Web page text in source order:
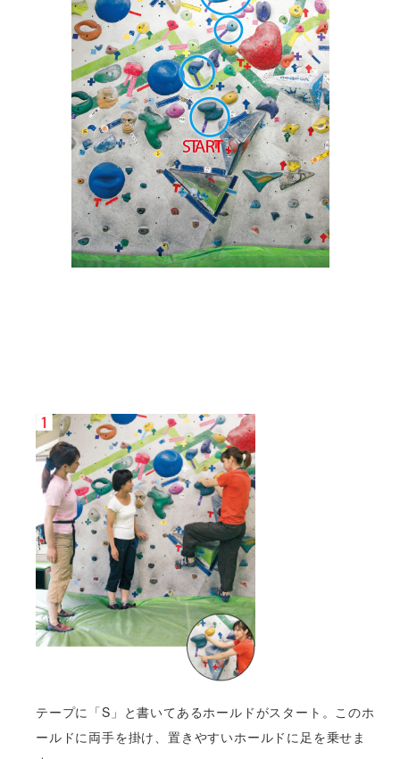
テープに「S」と書いてあるホールドがスタート。このホ
ールドに両手を掛け、置きやすいホールドに足を乗せま